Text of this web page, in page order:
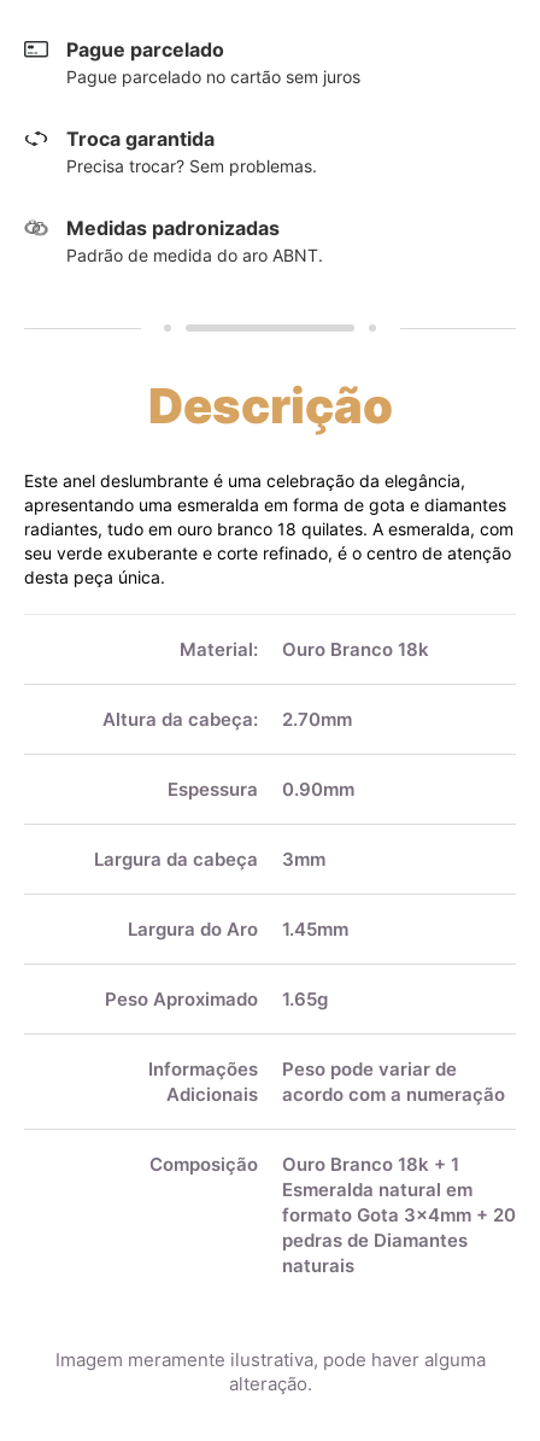
Pague parcelado
Pague parcelado no cartão sem juros
Troca garantida
Precisa trocar? Sem problemas.
Medidas padronizadas
Padrão de medida do aro ABNT.
Descrição
Este anel deslumbrante é uma celebração da elegância,
apresentando uma esmeralda em forma de gota e diamantes
radiantes, tudo em ouro branco 18 quilates. A esmeralda, com
seu verde exuberante e corte refinado, é o centro de atenção
desta peça única.
Material: Ouro Branco 18k
Altura da cabeça: 2.70mm
Espessura 0.90mm
Largura da cabeça 3mm
Largura do Aro 1.45mm
Peso Aproximado 1.65g
Informações
Adicionais
Peso pode variar de
acordo com a numeração
Composição
Ouro Branco 18k + 1
Esmeralda natural em
formato Gota 3x4mm + 20
pedras de Diamantes
naturais
Imagem meramente ilustrativa, pode haver alguma
alteração.